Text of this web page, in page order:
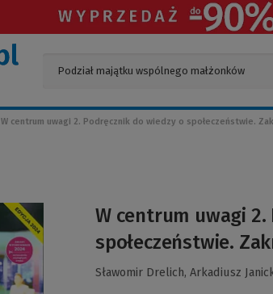
W centrum uwagi 2. Podręcznik do wiedzy o społeczeństwie.
W centrum uwagi 2.
społeczeństwie.
Sławomir Drelich, Arkadiusz